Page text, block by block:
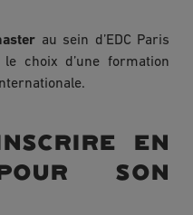
au sein d’EDC Paris
choix d’une formation
en
son